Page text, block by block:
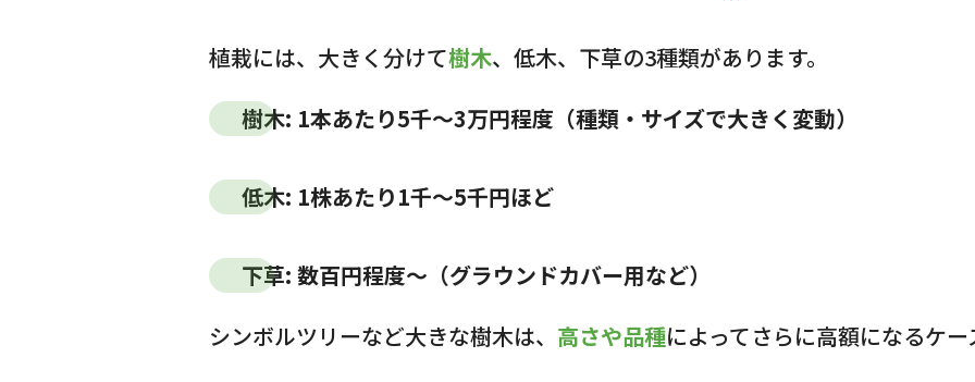
植栽には、大きく分けて樹木、低木、下草の3種類があります。
樹木: 1本あたり5千～3万円程度（種類・サイズで大きく変動）
低木: 1株あたり1千～5千円ほど
下草: 数百円程度～（グラウンドカバー用など）
シンボルツリーなど大きな樹木は、 高さや品種によってさらに高額になるケー